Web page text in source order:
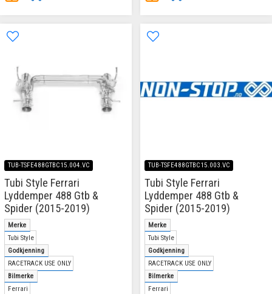
TUB-TSFE488GTBC15.004.VC
Tubi Style Ferrari
Lyddemper 488 Gtb &
Spider (2015-2019)
Merke
Tubi Style
Godkjenning
RACETRACK USE ONLY
Bilmerke
Ferrari
TUB-TSFE488GTBC15.003.VC
Tubi Style Ferrari
Lyddemper 488 Gtb &
Spider (2015-2019)
Merke
Tubi Style
Godkjenning
RACETRACK USE ONLY
Bilmerke
Ferrari